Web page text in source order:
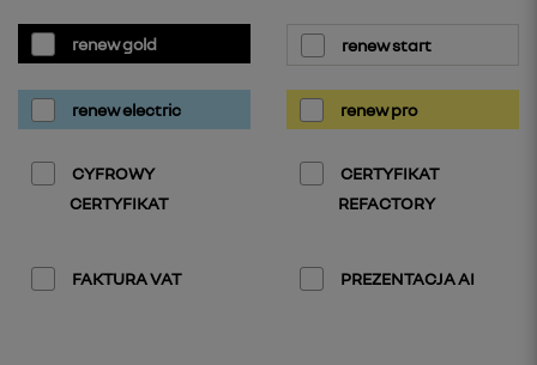
renew gold renew start
renew electric renew pro
CYFROWY
CERTYFIKAT
CERTYFIKAT
REFACTORY
FAKTURA VAT PREZENTACJA AI